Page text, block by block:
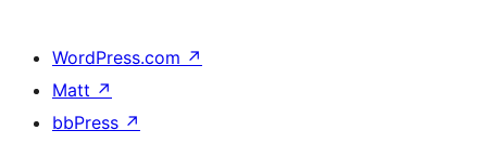
WordPress.com ↗
Matt ↗
bbPress ↗